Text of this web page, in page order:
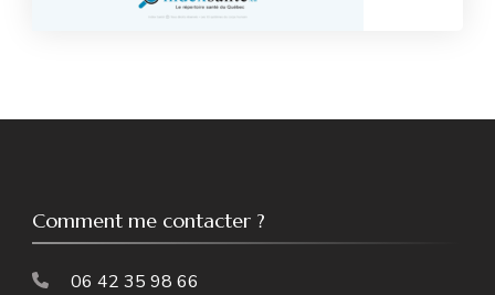
Comment me contacter ?
06 42 35 98 66